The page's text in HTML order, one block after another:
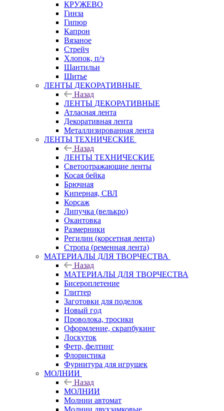
КРУЖЕВО
Гинза
Гипюр
Капрон
Вязаное
Стрейч
Хлопок, п/э
Шантильи
Шитье
ЛЕНТЫ ДЕКОРАТИВНЫЕ
Назад
ЛЕНТЫ ДЕКОРАТИВНЫЕ
Атласная лента
Декоративная лента
Металлизированная лента
ЛЕНТЫ ТЕХНИЧЕСКИЕ
Назад
ЛЕНТЫ ТЕХНИЧЕСКИЕ
Светоотражающие ленты
Косая бейка
Брючная
Киперная, СВЛ
Корсаж
Липучка (велькро)
Окантовка
Размерники
Регилин (корсетная лента)
Стропа (ременная лента)
МАТЕРИАЛЫ ДЛЯ ТВОРЧЕСТВА
Назад
МАТЕРИАЛЫ ДЛЯ ТВОРЧЕСТВА
Бисероплетение
Глиттер
Заготовки для поделок
Новый год
Проволока, тросики
Оформление, скрапбукинг
Лоскуток
Фетр, фелтинг
Флористика
Фурнитура для игрушек
МОЛНИИ
Назад
МОЛНИИ
Молнии автомат
Молнии двухзамковые